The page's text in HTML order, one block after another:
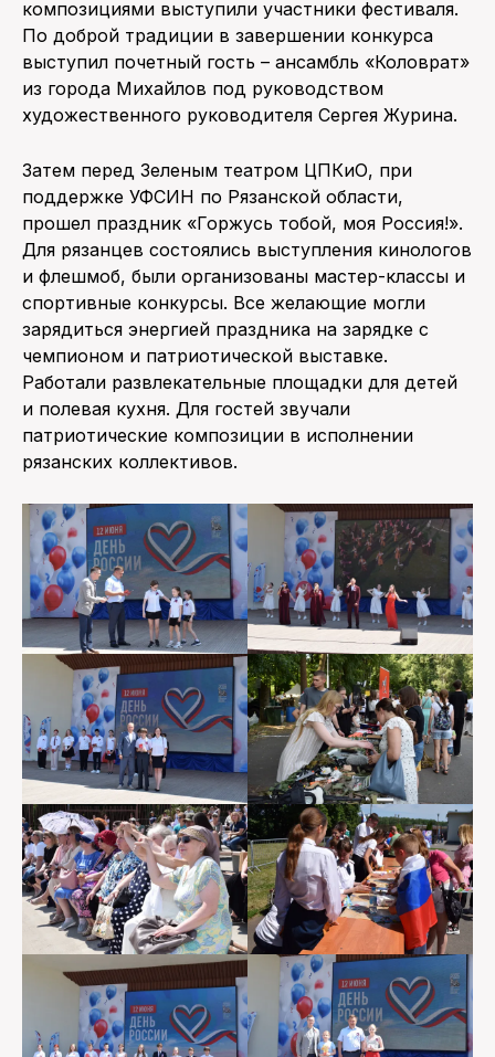
композициями выступили участники фестиваля.
По доброй традиции в завершении конкурса
выступил почетный гость – ансамбль «Коловрат»
из города Михайлов под руководством
художественного руководителя Сергея Журина.
Затем перед Зеленым театром ЦПКиО, при
поддержке УФСИН по Рязанской области,
прошел праздник «Горжусь тобой, моя Россия!».
Для рязанцев состоялись выступления кинологов
и флешмоб, были организованы мастер-классы и
спортивные конкурсы. Все желающие могли
зарядиться энергией праздника на зарядке с
чемпионом и патриотической выставке.
Работали развлекательные площадки для детей
и полевая кухня. Для гостей звучали
патриотические композиции в исполнении
рязанских коллективов.